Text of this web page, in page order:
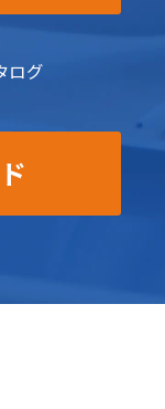
ログ